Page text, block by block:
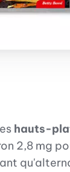
hauts-
2,8 mg